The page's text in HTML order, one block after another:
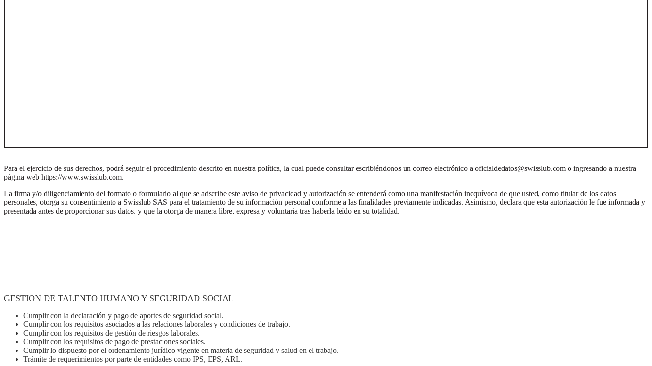
Para el ejercicio de sus derechos, podrá seguir el procedimiento descrito en nuestra política, la cual puede consultar escribiéndonos un correo electrónico a oficialdedatos@swisslub.com o ingresando a nuestra
página web https://www.swisslub.com.
La firma y/o diligenciamiento del formato o formulario al que se adscribe este aviso de privacidad y autorización se entenderá como una manifestación inequívoca de que usted, como titular de los datos
personales, otorga su consentimiento a Swisslub SAS para el tratamiento de su información personal conforme a las finalidades previamente indicadas. Asimismo, declara que esta autorización le fue informada y
presentada antes de proporcionar sus datos, y que la otorga de manera libre, expresa y voluntaria tras haberla leído en su totalidad.
GESTION DE TALENTO HUMANO Y SEGURIDAD SOCIAL
Cumplir con la declaración y pago de aportes de seguridad social.
Cumplir con los requisitos asociados a las relaciones laborales y condiciones de trabajo.
Cumplir con los requisitos de gestión de riesgos laborales.
Cumplir con los requisitos de pago de prestaciones sociales.
Cumplir lo dispuesto por el ordenamiento jurídico vigente en materia de seguridad y salud en el trabajo.
Trámite de requerimientos por parte de entidades como IPS, EPS, ARL.